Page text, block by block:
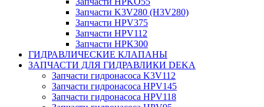
Запчасти K3V280 (H3V280)
Запчасти HPV375
Запчасти HPV112
Запчасти HPK300
ГИДРАВЛИЧЕСКИЕ КЛАПАНЫ
ЗАПЧАСТИ ДЛЯ ГИДРАВЛИКИ DEKA
Запчасти гидронасоса K3V112
Запчасти гидронасоса HPV145
Запчасти гидронасоса HPV118